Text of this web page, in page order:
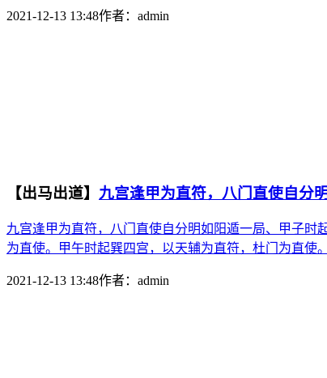
2021-12-13 13:48作者： admin
【出马出道】 九宫逢甲为直符，八门直使自分明
九宫逢甲为直符，八门直使自分明如阳遁一局、甲子时
为直使。甲午时起巽四宫，以天辅为直符，杜门为直使
2021-12-13 13:48作者： admin